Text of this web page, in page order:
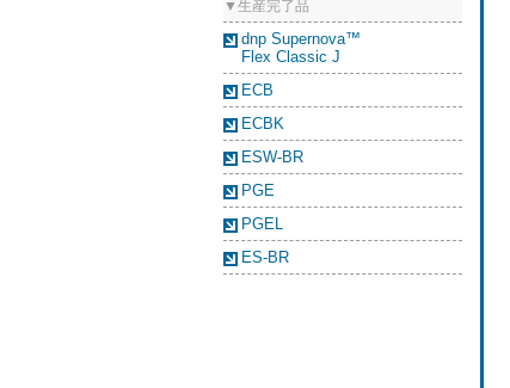
▼生産完了品
dnp Supernova™
Flex Classic J
ECB
ECBK
ESW-BR
PGE
PGEL
ES-BR